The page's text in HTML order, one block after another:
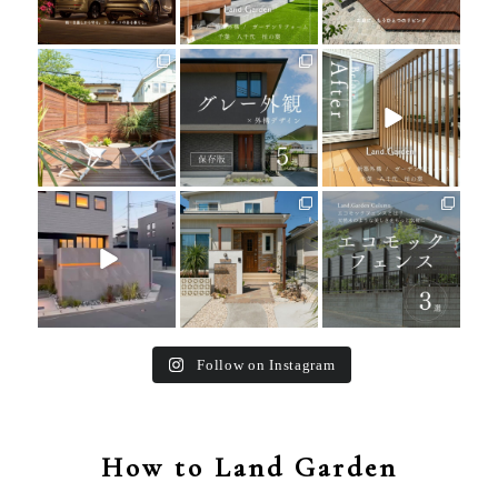
land_garden
27 0
land_garden
24 0
land_garden
25
land_garden
24 0
land_garden
27 0
land_garden
16 0
Follow on Instagram
How to Land Garden